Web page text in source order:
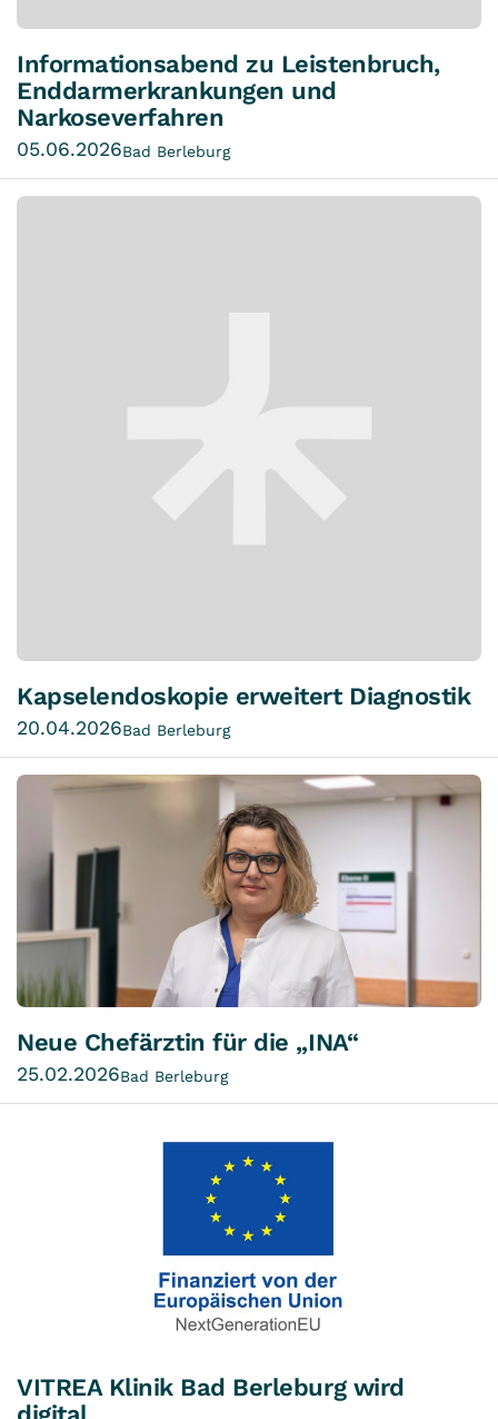
Informationsabend zu Leistenbruch,
Enddarmerkrankungen und
Narkoseverfahren
05.06.2026Bad Berleburg
Kapselendoskopie erweitert Diagnostik
20.04.2026Bad Berleburg
Neue Chefärztin für die „INA“
25.02.2026Bad Berleburg
VITREA Klinik Bad Berleburg wird